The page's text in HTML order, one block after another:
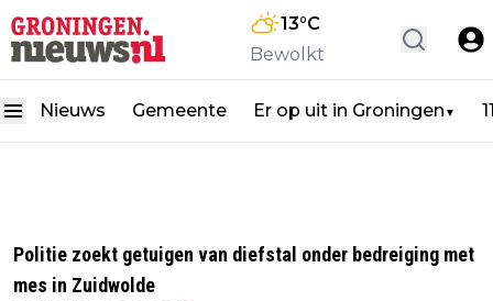
13°C
Bewolkt
Nieuws Gemeente Er op uit in Groningen ▼
Politie zoekt getuigen van diefstal onder bedreiging met
mes in Zuidwolde